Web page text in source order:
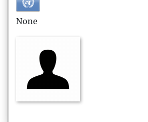
None